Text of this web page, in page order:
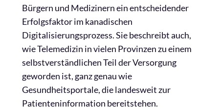
Bürgern und Medizinern ein entscheidender
Erfolgsfaktor im kanadischen
Digitalisierungsprozess. Sie beschreibt auch,
wie Telemedizin in vielen Provinzen zu einem
selbstverständlichen Teil der Versorgung
geworden ist, ganz genau wie
Gesundheitsportale, die landesweit zur
Patienteninformation bereitstehen.